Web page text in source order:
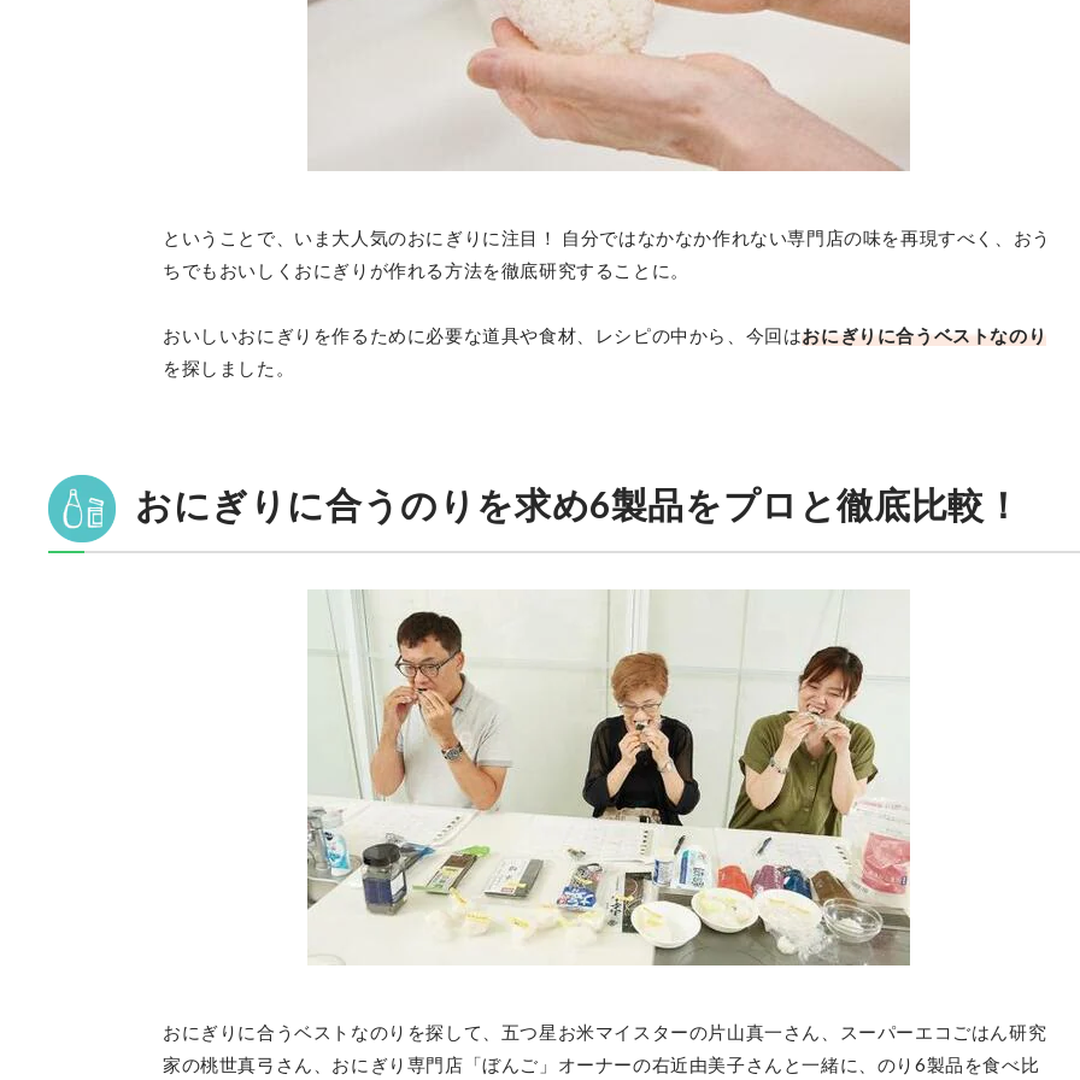
ということで、いま大人気のおにぎりに注目！ 自分ではなかなか作れない専門店の味を再現すべく、おう
ちでもおいしくおにぎりが作れる方法を徹底研究することに。
おいしいおにぎりを作るために必要な道具や食材、レシピの中から、今回はおにぎりに合うベストなのり
を探しました。
おにぎりに合うのりを求め6製品をプロと徹底比較！
おにぎりに合うベストなのりを探して、五つ星お米マイスターの片山真一さん、スーパーエコごはん研究
家の桃世真弓さん、おにぎり専門店「ぼんご」オーナーの右近由美子さんと一緒に、のり6製品を食べ比